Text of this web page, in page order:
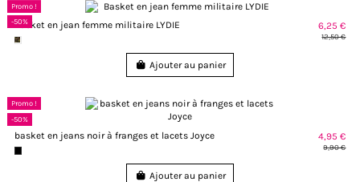
Promo !
-50%
Basket en jean femme militaire LYDIE 6,25 €
12,50 €
Ajouter au panier
Promo !
-50%
basket en jeans noir à franges et lacets Joyce 4,95 €
9,90 €
Ajouter au panier